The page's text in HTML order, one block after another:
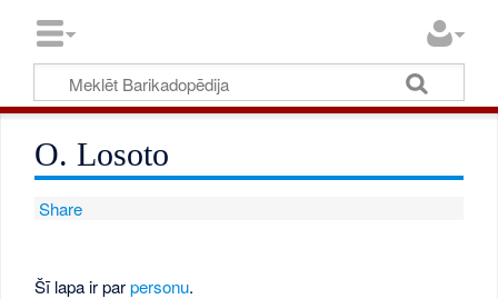
O. Losoto
Share
Šī lapa ir parpersonu.